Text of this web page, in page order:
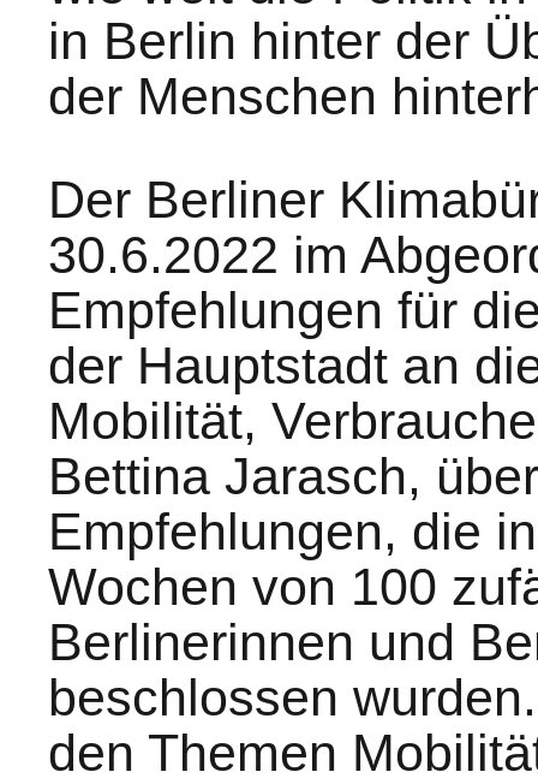
in Berlin hinter der
der Menschen
Der Berliner
30.6.2022 im
Empfehlungen für
der Hauptstadt an
Mobilität,
Bettina Jarasch,
Empfehlungen, die
Wochen von 100
Berlinerinnen und
beschlossen
den Themen